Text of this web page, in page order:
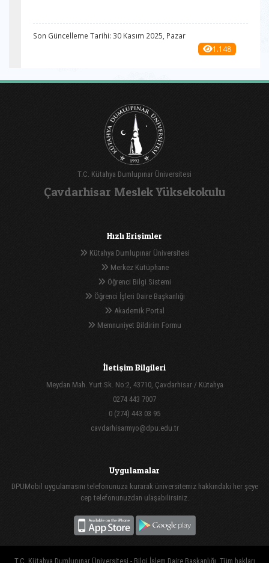
Son Güncelleme Tarihi: 30 Kasım 2025, Pazar
1.148
T.C. Kütahya Dumlupınar Üniversitesi
Çavdarhisar Meslek Yüksekokulu
Hızlı Erişimler
Kütahya Dumlupınar Üniversitesi
Merkez Kütüphane
Öğrenci Bilgi Sistemi
Öğrenci İşleri Daire Başkanlığı
Akademik Portal
Memnuniyet Bildirim Formu
İletişim Bilgileri
Meydan Mah. Yurt Sk. No:2, 43710, Çavdarhisar / Kütahya
0274 443 7007
0 (274) 443 03 95
cavdarhisarmyo@dpu.edu.tr
Uygulamalar
DPUMobil uygulamasını telefonunuza kurarak üniversitemiz hakkındaki her şeye
cep telefonunuzdan ulaşabilirsiniz.
T.C. Kütahya Dumlupınar Üniversitesi - Bilgi İşlem Daire Başkanlığı, Tüm hakları